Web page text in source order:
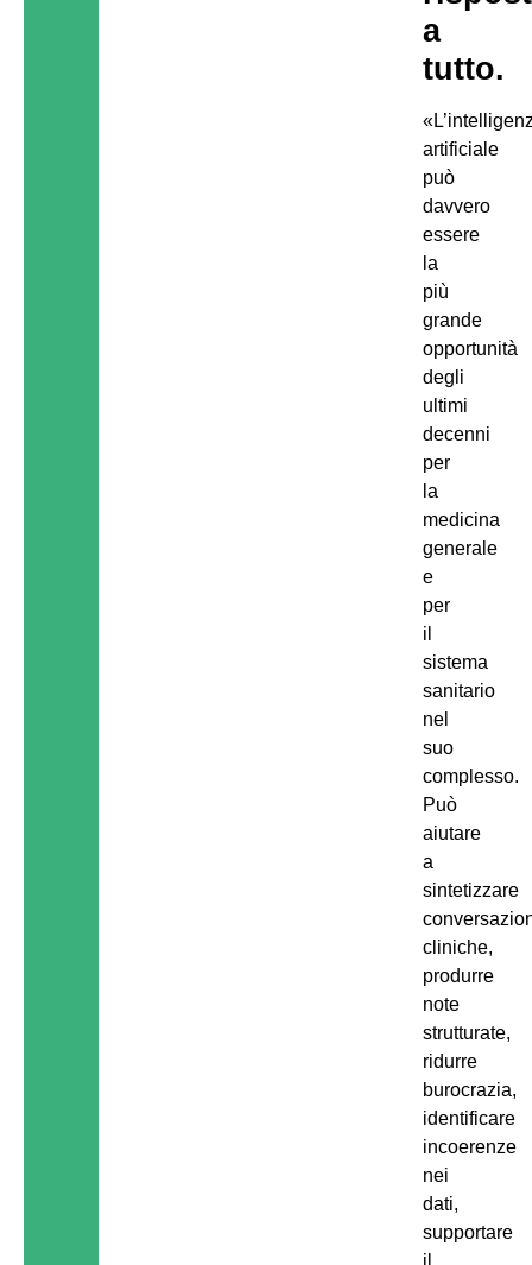
a
tutto.
artificiale
può
davvero
essere
la
più
grande
opportunità
degli
ultimi
decenni
per
la
medicina
generale
e
per
il
sistema
sanitario
nel
suo
complesso.
Può
aiutare
a
sintetizzare
cliniche,
produrre
note
strutturate,
ridurre
burocrazia,
identificare
incoerenze
nei
dati,
supportare
il